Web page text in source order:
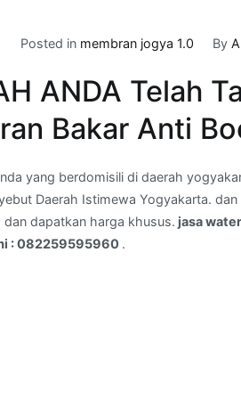
waterproofing
bakar
GIWANGAN,JOGJAKARTA
–
Telepon
Kami
Posted in membran jogya 1.0 By
ANDA Telah
Bakar Anti
yang berdomisili di daerah
Daerah Istimewa Yogyakarta.
dan dapatkan harga khusus. jasa
: 082259595960 .